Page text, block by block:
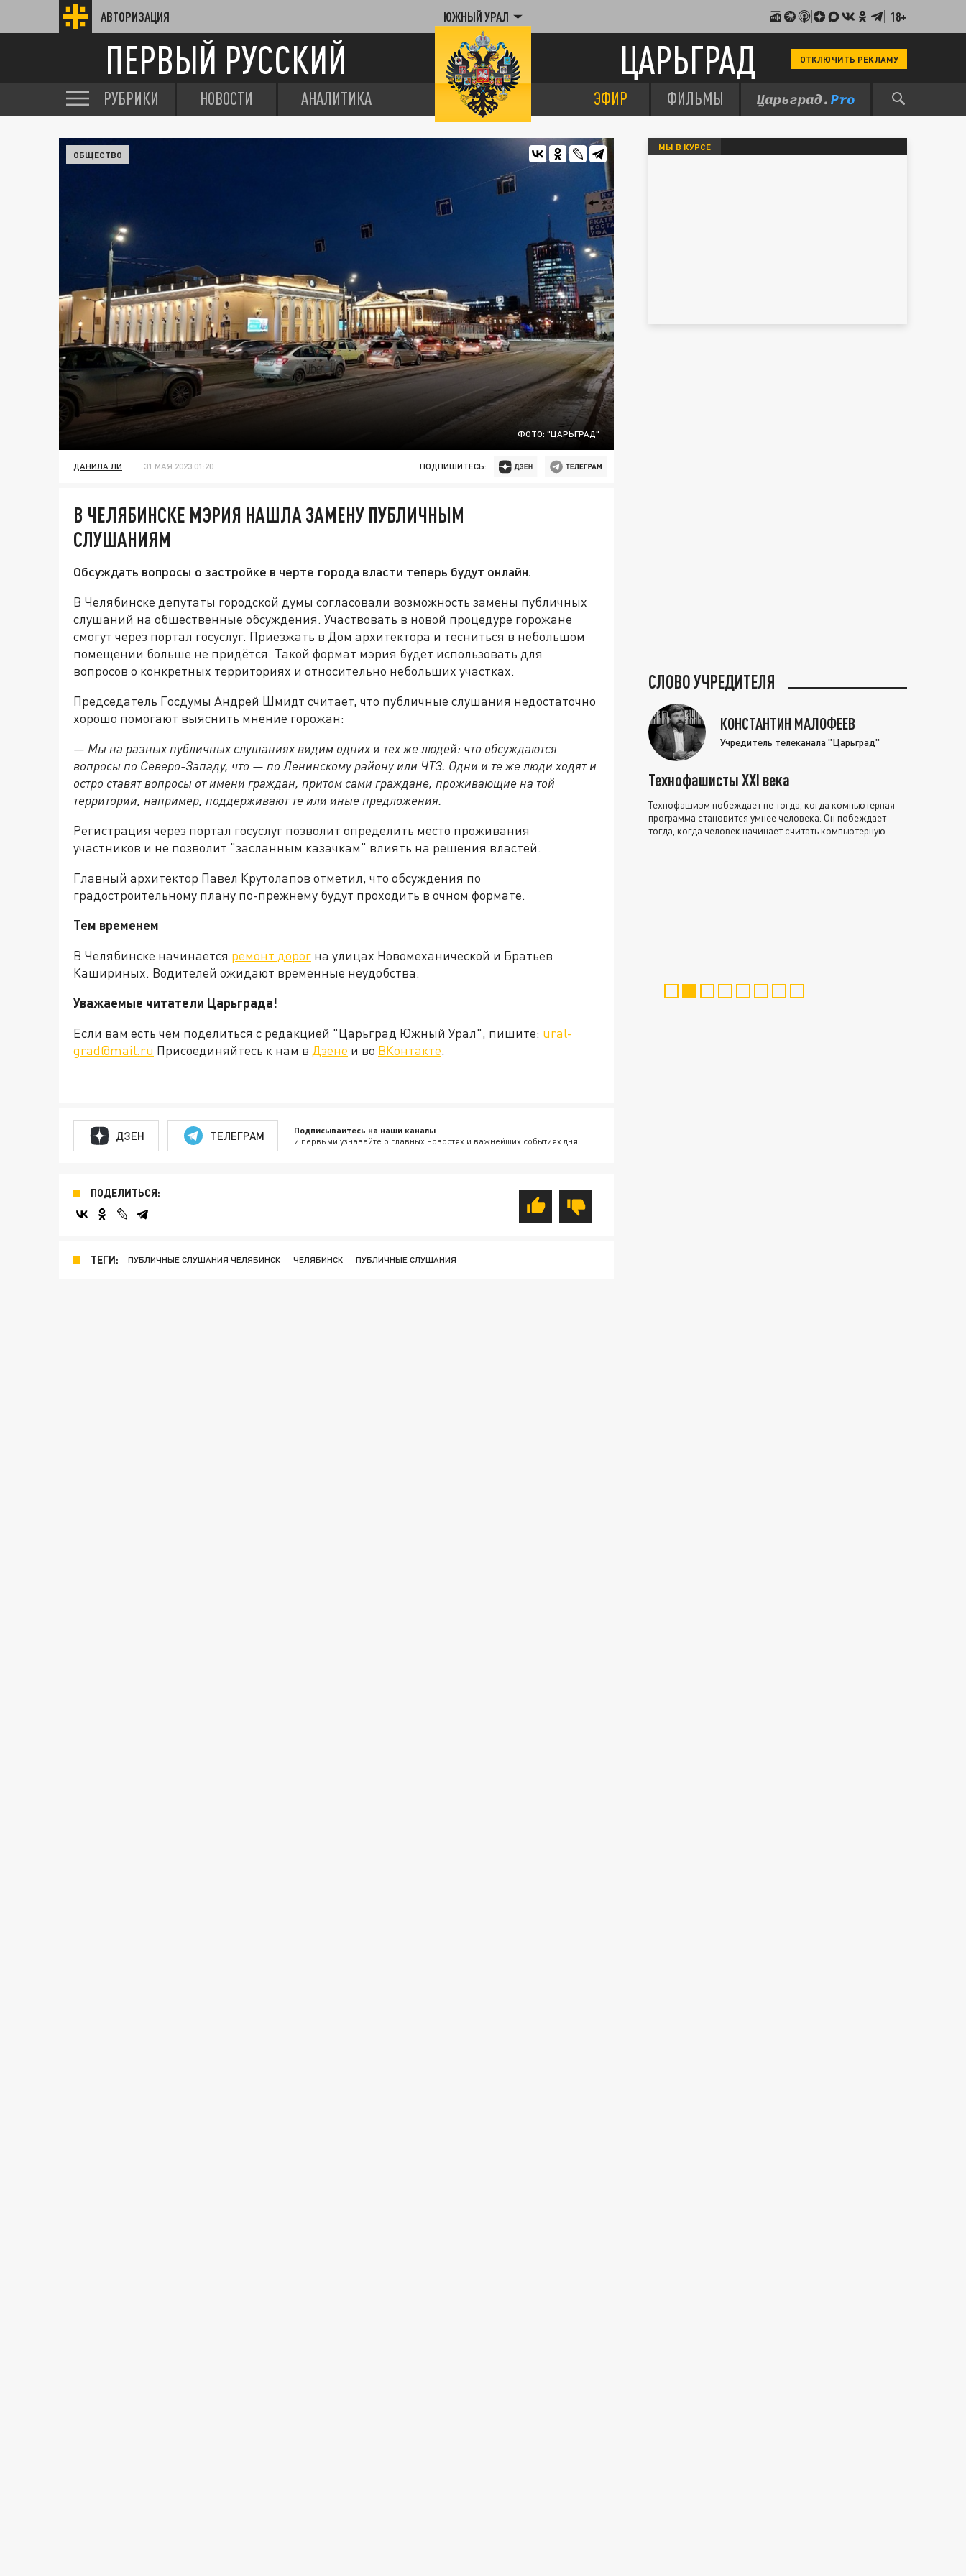
АВТОРИЗАЦИЯ ЮЖНЫЙ УРАЛ 18+
ПЕРВЫЙ РУССКИЙ ЦАРЬГРАД ОТКЛЮЧИТЬ РЕКЛАМУ
РУБРИКИ НОВОСТИ АНАЛИТИКА ЭФИР ФИЛЬМЫ
ФОТО: "ЦАРЬГРАД"
ОБЩЕСТВО
ДАНИЛА ЛИ 31 МАЯ 2023 01:20 ПОДПИШИТЕСЬ:
В ЧЕЛЯБИНСКЕ МЭРИЯ НАШЛА ЗАМЕНУ ПУБЛИЧНЫМ
СЛУШАНИЯМ
Обсуждать вопросы о застройке в черте города власти теперь будут онлайн.
В Челябинске депутаты городской думы согласовали возможность замены публичных
слушаний на общественные обсуждения. Участвовать в новой процедуре горожане
смогут через портал госуслуг. Приезжать в Дом архитектора и тесниться в небольшом
помещении больше не придётся. Такой формат мэрия будет использовать для
вопросов о конкретных территориях и относительно небольших участках.
Председатель Госдумы Андрей Шмидт считает, что публичные слушания недостаточно
хорошо помогают выяснить мнение горожан:
— Мы на разных публичных слушаниях видим одних и тех же людей: что обсуждаются
вопросы по Северо-Западу, что — по Ленинскому району или ЧТЗ. Одни и те же люди ходят и
остро ставят вопросы от имени граждан, притом сами граждане, проживающие на той
территории, например, поддерживают те или иные предложения.
Регистрация через портал госуслуг позволит определить место проживания
участников и не позволит "засланным казачкам" влиять на решения властей.
Главный архитектор Павел Крутолапов отметил, что обсуждения по
градостроительному плану по-прежнему будут проходить в очном формате.
Тем временем
В Челябинске начинается ремонт дорог на улицах Новомеханической и Братьев
Кашириных. Водителей ожидают временные неудобства.
Уважаемые читатели Царьграда!
Если вам есть чем поделиться с редакцией "Царьград Южный Урал", пишите: ural-
grad@mail.ru Присоединяйтесь к нам в Дзене и во ВКонтакте.
ДЗЕН ТЕЛЕГРАМ Подписывайтесь на наши каналы
и первыми узнавайте о главных новостях и важнейших событиях дня.
ПОДЕЛИТЬСЯ:
ТЕГИ: ПУБЛИЧНЫЕ СЛУШАНИЯ ЧЕЛЯБИНСК ЧЕЛЯБИНСК ПУБЛИЧНЫЕ СЛУШАНИЯ
МЫ В КУРСЕ
СЛОВО УЧРЕДИТЕЛЯ
КОНСТАНТИН МАЛОФЕЕВ
Учредитель телеканала "Царьград"
Технофашисты XXI века
Технофашизм побеждает не тогда, когда компьютерная
программа становится умнее человека. Он побеждает
тогда, когда человек начинает считать компьютерную